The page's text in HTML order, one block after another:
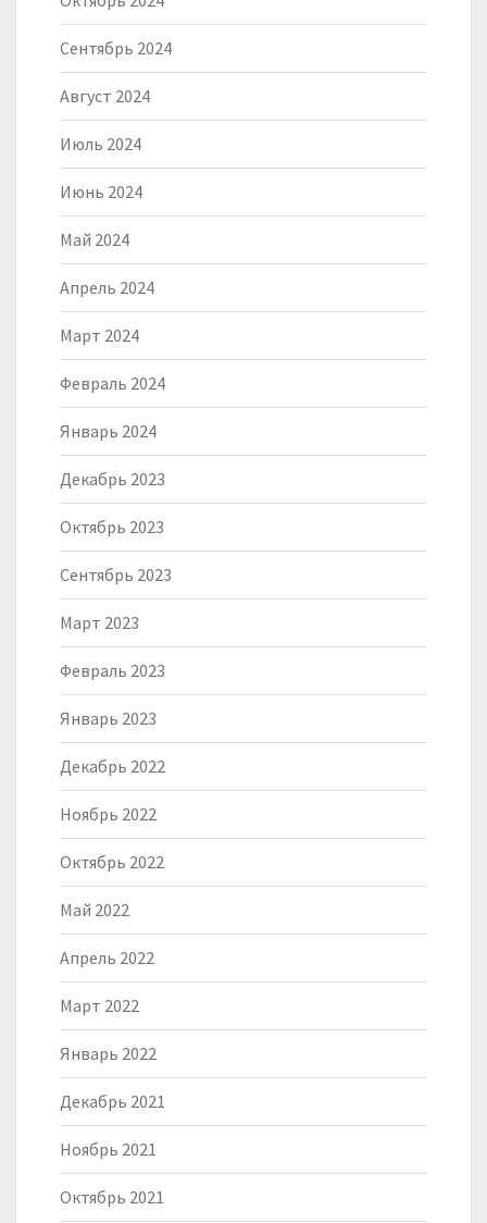
Сентябрь 2024
Август 2024
Июль 2024
Июнь 2024
Май 2024
Апрель 2024
Март 2024
Февраль 2024
Январь 2024
Декабрь 2023
Октябрь 2023
Сентябрь 2023
Март 2023
Февраль 2023
Январь 2023
Декабрь 2022
Ноябрь 2022
Октябрь 2022
Май 2022
Апрель 2022
Март 2022
Январь 2022
Декабрь 2021
Ноябрь 2021
Октябрь 2021